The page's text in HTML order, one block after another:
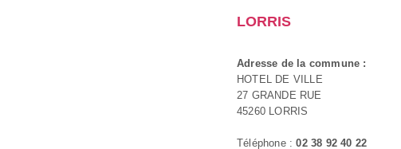
LORRIS
Adresse de la commune :
HOTEL DE VILLE
27 GRANDE RUE
45260 LORRIS
Téléphone :02 38 92 40 22